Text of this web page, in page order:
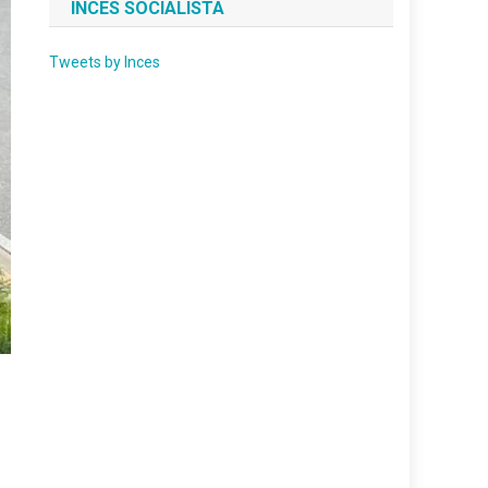
INCES SOCIALISTA
Tweets by Inces